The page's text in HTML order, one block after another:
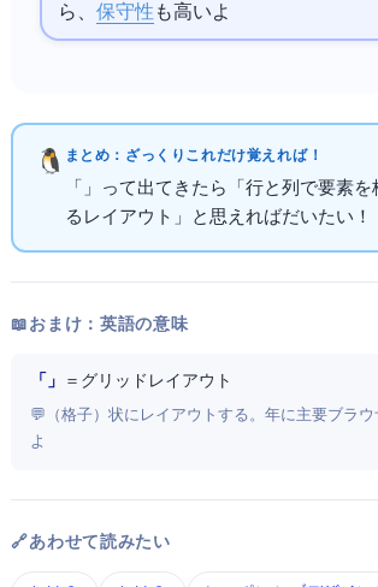
ら、 保守性 も高いよ
まとめ：ざっくりこれだけ覚えればOK！
「
Grid」って出てきたら「行と列で要素
る レイアウト」と思えればだいたいOK！
📖 おまけ：英語の意味
「CSS Grid Layout」 ＝ CSSグリッドレイアウト
💬 Grid（格子）状にレイアウトする。2017年に主要ブ
よ
🔗 あわせて読みたい